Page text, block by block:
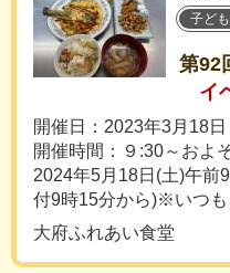
子ど
第92
イ
開催日：2023年3月18日
開催時間：９:30～およ
2024年5月18日(土)午前
付9時15分から)※いつも
大府ふれあい食堂